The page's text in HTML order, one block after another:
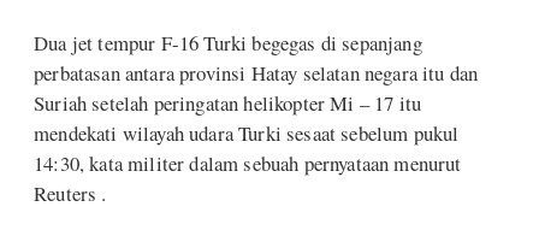
Dua jet tempur F-16 Turki begegas di sepanjang
perbatasan antara provinsi Hatay selatan negara itu dan
Suriah setelah peringatan helikopter Mi – 17 itu
mendekati wilayah udara Turki sesaat sebelum pukul
14:30, kata militer dalam sebuah pernyataan menurut
Reuters .